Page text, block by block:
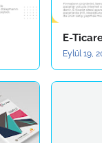
E-
Eylül 19,